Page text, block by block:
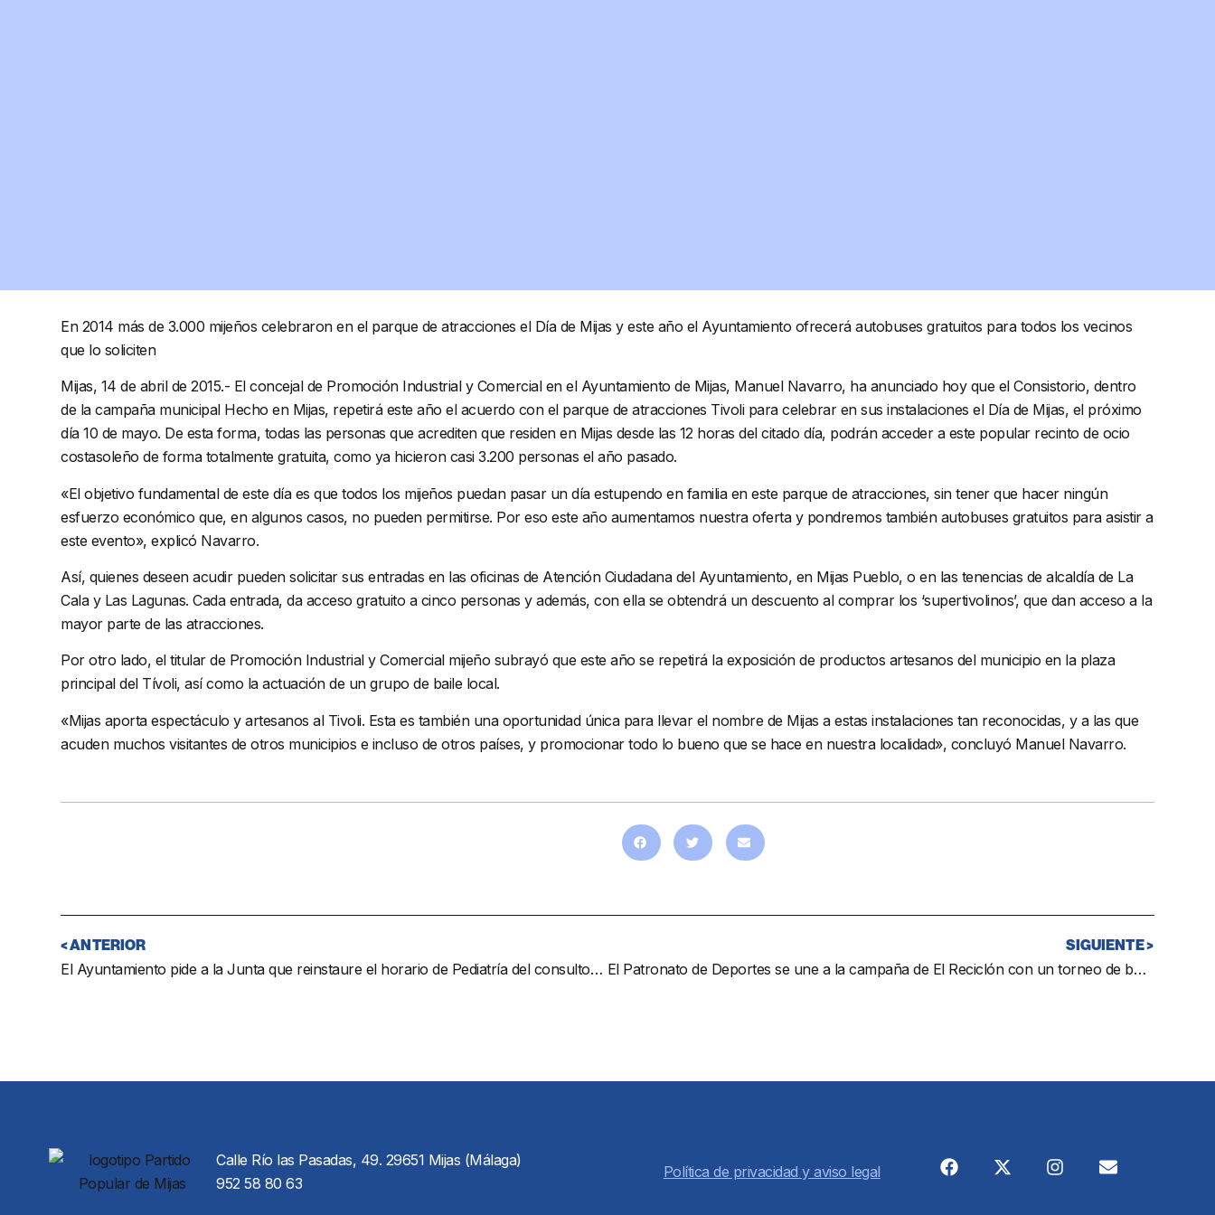
En 2014 más de 3.000 mijeños celebraron en el parque de atracciones el Día de Mijas y este año el Ayuntamiento ofrecerá autobuses gratuitos para todos los vecinos
que lo soliciten
Mijas, 14 de abril de 2015.- El concejal de Promoción Industrial y Comercial en el Ayuntamiento de Mijas, Manuel Navarro, ha anunciado hoy que el Consistorio, dentro
de la campaña municipal Hecho en Mijas, repetirá este año el acuerdo con el parque de atracciones Tivoli para celebrar en sus instalaciones el Día de Mijas, el próximo
día 10 de mayo. De esta forma, todas las personas que acrediten que residen en Mijas desde las 12 horas del citado día, podrán acceder a este popular recinto de ocio
costasoleño de forma totalmente gratuita, como ya hicieron casi 3.200 personas el año pasado.
«El objetivo fundamental de este día es que todos los mijeños puedan pasar un día estupendo en familia en este parque de atracciones, sin tener que hacer ningún
esfuerzo económico que, en algunos casos, no pueden permitirse. Por eso este año aumentamos nuestra oferta y pondremos también autobuses gratuitos para asistir a
este evento», explicó Navarro.
Así, quienes deseen acudir pueden solicitar sus entradas en las oficinas de Atención Ciudadana del Ayuntamiento, en Mijas Pueblo, o en las tenencias de alcaldía de La
Cala y Las Lagunas. Cada entrada, da acceso gratuito a cinco personas y además, con ella se obtendrá un descuento al comprar los ‘supertivolinos’, que dan acceso a la
mayor parte de las atracciones.
Por otro lado, el titular de Promoción Industrial y Comercial mijeño subrayó que este año se repetirá la exposición de productos artesanos del municipio en la plaza
principal del Tívoli, así como la actuación de un grupo de baile local.
«Mijas aporta espectáculo y artesanos al Tivoli. Esta es también una oportunidad única para llevar el nombre de Mijas a estas instalaciones tan reconocidas, y a las que
acuden muchos visitantes de otros municipios e incluso de otros países, y promocionar todo lo bueno que se hace en nuestra localidad», concluyó Manuel Navarro.
< ANTERIOR
El Ayuntamiento pide a la Junta que reinstaure el horario de Pediatría del consultorio del Pueblo, que la administración autonómica ha reducido
SIGUIENTE >
El Patronato de Deportes se une a la campaña de El Reciclón con un torneo de baloncesto
Calle Río las Pasadas, 49. 29651 Mijas (Málaga)
952 58 80 63
Política de privacidad y aviso legal